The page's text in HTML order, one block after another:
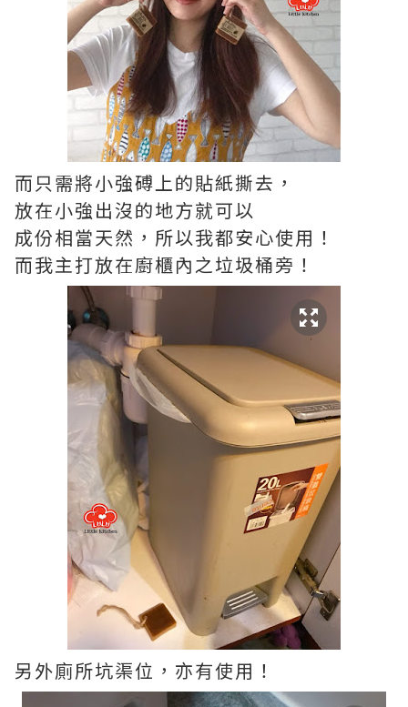
而只需將小強磗上的貼紙撕去，
放在小強出沒的地方就可以
成份相當天然，所以我都安心使用！
而我主打放在廚櫃內之垃圾桶旁！
另外廁所坑渠位，亦有使用！